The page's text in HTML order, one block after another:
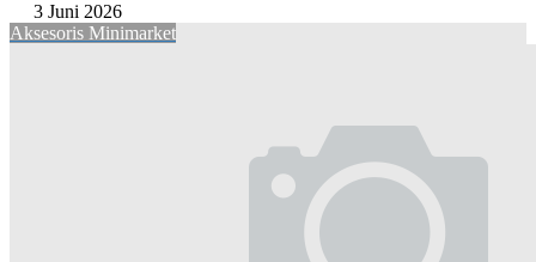
3 Juni 2026
Aksesoris Minimarket